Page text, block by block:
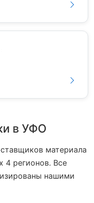
в УФО
материала
4 регионов. Все
нашими